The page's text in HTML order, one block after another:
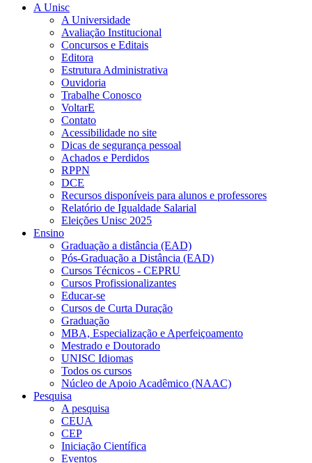
A Unisc
A Universidade
Avaliação Institucional
Concursos e Editais
Editora
Estrutura Administrativa
Ouvidoria
Trabalhe Conosco
VoltarE
Contato
Acessibilidade no site
Dicas de segurança pessoal
Achados e Perdidos
RPPN
DCE
Recursos disponíveis para alunos e professores
Relatório de Igualdade Salarial
Eleições Unisc 2025
Ensino
Graduação a distância (EAD)
Pós-Graduação a Distância (EAD)
Cursos Técnicos - CEPRU
Cursos Profissionalizantes
Educar-se
Cursos de Curta Duração
Graduação
MBA, Especialização e Aperfeiçoamento
Mestrado e Doutorado
UNISC Idiomas
Todos os cursos
Núcleo de Apoio Acadêmico (NAAC)
Pesquisa
A pesquisa
CEUA
CEP
Iniciação Científica
Eventos